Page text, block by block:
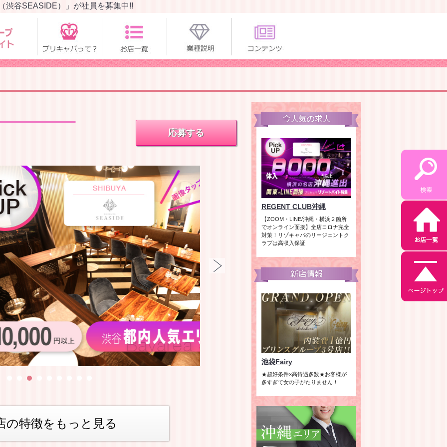
渋谷SEASIDE）」が社員を募集中!!
応募する
の特徴をもっと見る
REGENT CLUB沖縄
【ZOOM・LINE/沖縄・横浜２箇所
でオンライン面接】全店コロナ完全
対策！リゾキャバのリージェントク
ラブは高収入保証
池袋Fairy
★超好条件×高待遇多数★お客様が
多すぎて女の子がたりません！